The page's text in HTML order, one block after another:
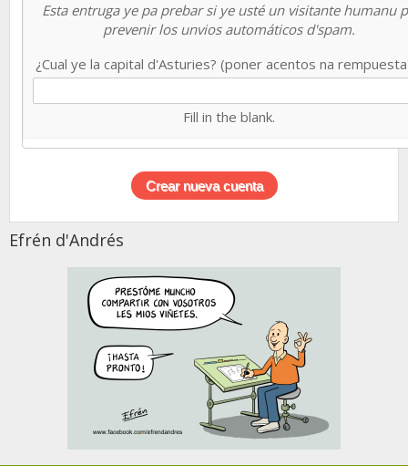
Esta entruga ye pa prebar si ye usté un visitante humanu
prevenir los unvios automáticos d'spam.
¿Cual ye la capital d'Asturies? (poner acentos na
Fill in the blank.
Efrén d'Andrés